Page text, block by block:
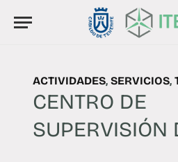
ACTIVIDADES, SERVICIOS,
CENTRO DE
SUPERVISIÓN